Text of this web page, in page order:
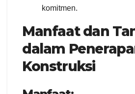
komitmen.
Manfaat dan
dalam
Konstruksi